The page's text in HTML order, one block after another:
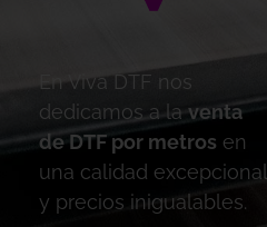
En Viva DTF nos
dedicamos a la venta
de DTF por metros en
una calidad excepcional
y precios inigualables.